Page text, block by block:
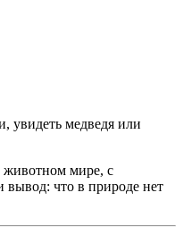
увидеть медведя или
животном мире, с
вывод: что в природе нет